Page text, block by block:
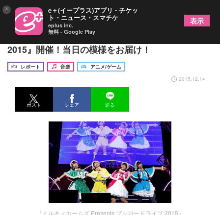
『ミルキィホームズ Presents ブシロードライブ
2015』開催！当日の模様をお届け！
レポート 音楽
アニメ/ゲーム
2015.12.14
ポスト シェア 送る
『ミルキィホームズ Presents ブシロードライブ 2015』
× e＋(イープラス)アプリ - チケッ
ト・ニュース・スマチケ
eplus inc.
無料 - Google Play
表示